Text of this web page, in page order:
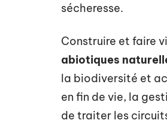
sécheresse.
Construire et faire
abiotiques
la biodiversité et
en fin de vie, la
de traiter les